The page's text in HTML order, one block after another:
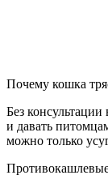
Почему кошка
Без консультации
и давать
можно только